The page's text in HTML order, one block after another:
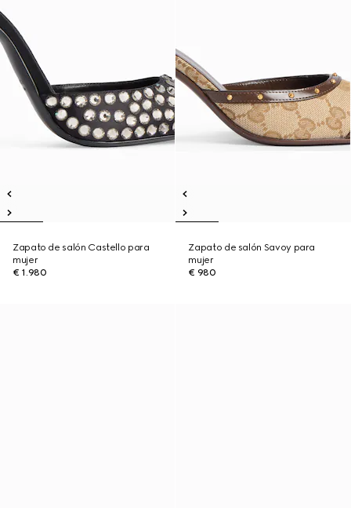
Zapato de salón Castello para
mujer
€ 1.980
Zapato de salón Savoy para
mujer
€ 980